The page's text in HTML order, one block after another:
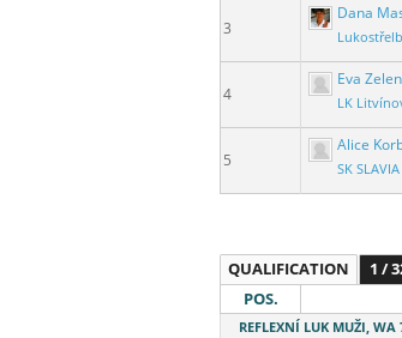
3
Dana
4
Eva
LK
5
Alice
SK
QUALIFICATION 1 /
POS.
REFLEXNÍ LUK MUŽI, WA